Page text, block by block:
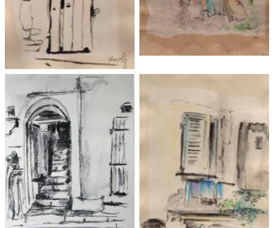
Poésie Bonifacio 2018
29×20 cm
La ville de Bonifacio
2018 23×20 cm
Corse 2 – 2019 24×32